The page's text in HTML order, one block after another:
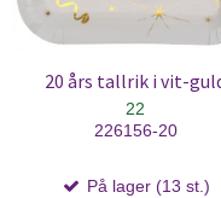
20 års tallrik i vit-
22
226156-20
På lager (13 st.)